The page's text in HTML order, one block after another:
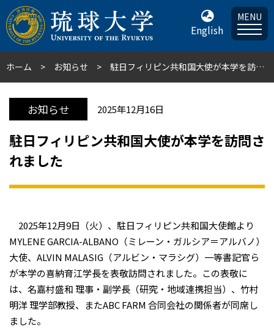
English
MENU
ホーム お知らせ 駐日フィリピン共和国大使が本学を訪問されました
お知らせ 2025年12月16日
駐日フィリピン共和国大使が本学を訪問さ
れました
2025年12月9日（火）、駐日フィリピン共和国大使館より
MYLENE GARCIA-ALBANO（ミレーン・ガルシア＝アルバノ）
大使、ALVIN MALASIG（アルビン・マラシグ）一等書記官ら
が本学の喜納育江学長を表敬訪問されました。この表敬に
は、名嘉村盛和 理事・副学長（研究・地域連携担当）、竹村
明洋 理学部教授、またABC FARM 合同会社の関係者が同席し
ました。